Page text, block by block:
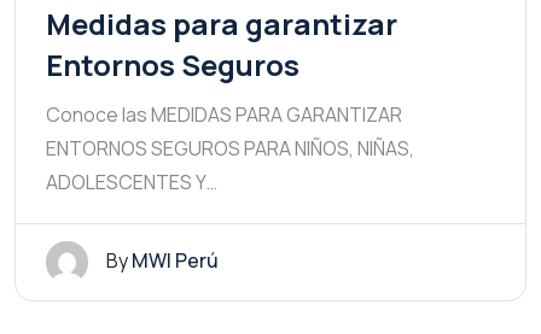
Medidas para garantizar
Entornos Seguros
Conoce las MEDIDAS PARA GARANTIZAR
ENTORNOS SEGUROS PARA NIÑOS, NIÑAS,
ADOLESCENTES Y…
ByMWI Perú